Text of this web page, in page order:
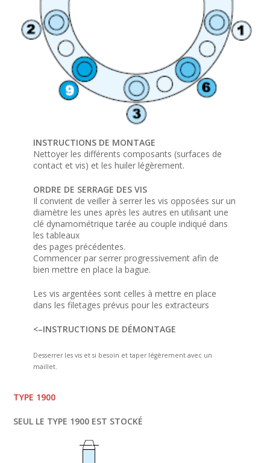
INSTRUCTIONS DE MONTAGE
Nettoyer les différents composants (surfaces de
contact et vis) et les huiler légèrement.
ORDRE DE SERRAGE DES VIS
Il convient de veiller à serrer les vis opposées sur un
diamètre les unes après les autres en utilisant une
clé dynamométrique tarée au couple indiqué dans
les tableaux
des pages précédentes.
Commencer par serrer progressivement afin de
bien mettre en place la bague.
Les vis argentées sont celles à mettre en place
dans les filetages prévus pour les extracteurs
<–INSTRUCTIONS DE DÉMONTAGE
Desserrer les vis et si besoin et taper légèrement avec un
maillet.
TYPE 1900
SEUL LE TYPE 1900 EST STOCKÉ